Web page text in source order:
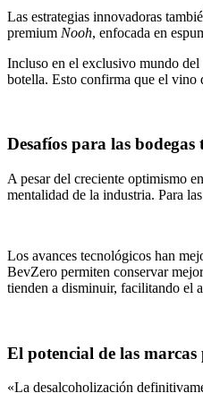
Las estrategias innovadoras
premium Nooh, enfocada en
Incluso en el exclusivo mundo
botella. Esto confirma que el vino
Desafíos para las bodegas
A pesar del creciente optimismo
mentalidad de la industria. Para
Los avances tecnológicos han
BevZero permiten conservar
tienden a disminuir, facilitando el
El potencial de las
«La desalcoholización